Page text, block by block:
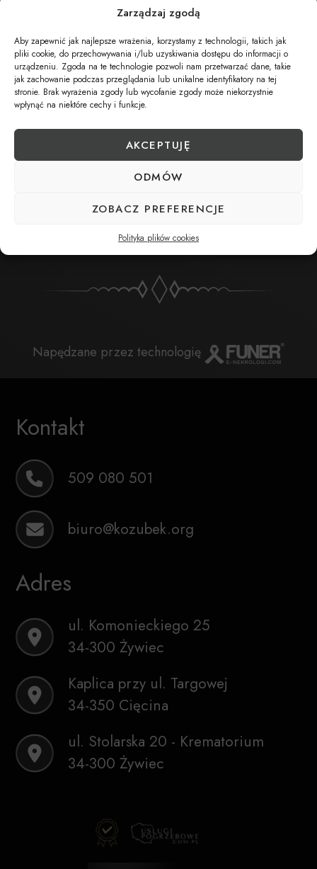
Zarządzaj zgodą
Aby zapewnić jak najlepsze wrażenia, korzystamy z technologii, takich jak
pliki cookie, do przechowywania i/lub uzyskiwania dostępu do informacji o
urządzeniu. Zgoda na te technologie pozwoli nam przetwarzać dane, takie
jak zachowanie podczas przeglądania lub unikalne identyfikatory na tej
stronie. Brak wyrażenia zgody lub wycofanie zgody może niekorzystnie
wpłynąć na niektóre cechy i funkcje.
AKCEPTUJĘ
ODMÓW
ZOBACZ PREFERENCJE
Polityka plików cookies
01.02.2024 o godz. 13:30 W Kościele
Przemienienia Pańskiego w Żywcu
ul. Komonieckiego 26 , Żywiec
Cmentarz:Cmentarz Przemienienia Pańskiego w Żywcu
Komonieckiego 26 , Żywiec
UDOSTĘPNIJ NEKROLOG
POBIERZ POWIADOMIENIE SMS
Napędzane przez technologię
Kontakt
509 080 501
biuro@kozubek.org
Adres
ul. Komonieckiego 25
34-300 Żywiec
Kaplica przy ul. Targowej
34-350 Cięcina
ul. Stolarska 20 - Krematorium
34-300 Żywiec